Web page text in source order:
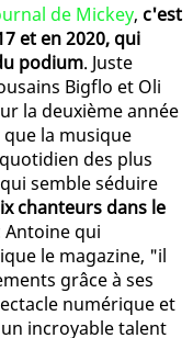
de Mickey, c'est
et en 2020, qui
podium. Juste
Bigflo et Oli
la deuxième année
la musique
des plus
semble séduire
chanteurs dans le
Antoine qui
le magazine, "il
grâce à ses
numérique et
incroyable talent